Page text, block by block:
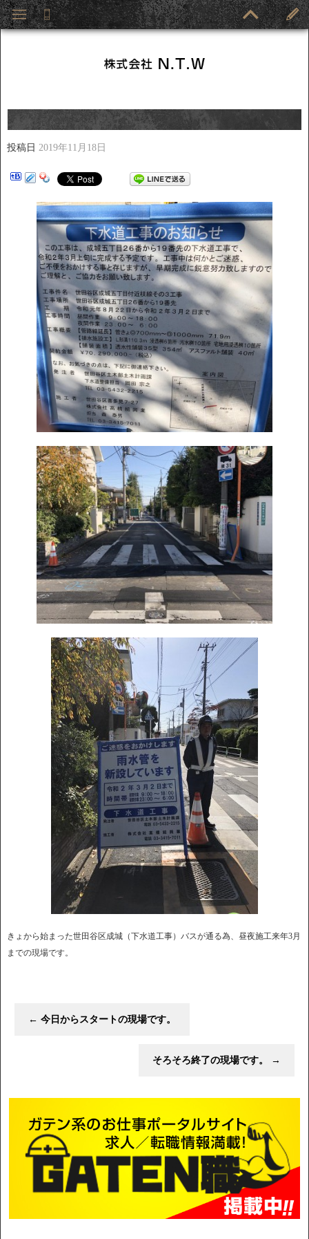
投稿日 2019年11月18日
きょから始まった世田谷区成城（下水道工事）バスが通る為、昼夜施工来年3月
までの現場です。
← 今日からスタートの現場です。
そろそろ終了の現場です。 →